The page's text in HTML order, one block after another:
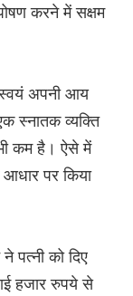
करने में सक्षम
स्वयं अपनी आय
स्नातक व्यक्ति
कम है। ऐसे में
पर किया
पत्नी को दिए
हजार रुपये से